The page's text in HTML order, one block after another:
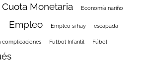
Cuota Monetaria Economía nariño
Empleo Empleo si hay escapada
complicaciones Futbol Infantil Fúbol